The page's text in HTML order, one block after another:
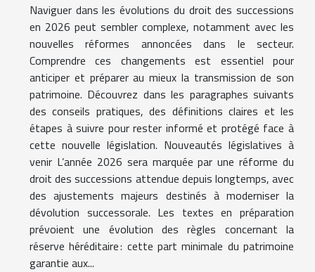
Naviguer dans les évolutions du droit des successions
en 2026 peut sembler complexe, notamment avec les
nouvelles réformes annoncées dans le secteur.
Comprendre ces changements est essentiel pour
anticiper et préparer au mieux la transmission de son
patrimoine. Découvrez dans les paragraphes suivants
des conseils pratiques, des définitions claires et les
étapes à suivre pour rester informé et protégé face à
cette nouvelle législation. Nouveautés législatives à
venir L’année 2026 sera marquée par une réforme du
droit des successions attendue depuis longtemps, avec
des ajustements majeurs destinés à moderniser la
dévolution successorale. Les textes en préparation
prévoient une évolution des règles concernant la
réserve héréditaire : cette part minimale du patrimoine
garantie aux...